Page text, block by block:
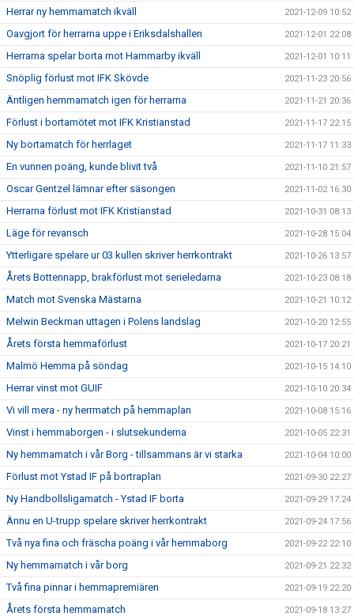
Herrar ny hemmamatch ikväll 2021-12-09 10:52
Oavgjort för herrarna uppe i Eriksdalshallen 2021-12-01 22:08
Herrarna spelar borta mot Hammarby ikväll 2021-12-01 10:11
Snöplig förlust mot IFK Skövde 2021-11-23 20:56
Äntligen hemmamatch igen för herrarna 2021-11-21 20:36
Förlust i bortamötet mot IFK Kristianstad 2021-11-17 22:15
Ny bortamatch för herrlaget 2021-11-17 11:33
En vunnen poäng, kunde blivit två 2021-11-10 21:57
Oscar Gentzel lämnar efter säsongen 2021-11-02 16:30
Herrarna förlust mot IFK Kristianstad 2021-10-31 08:13
Läge för revansch 2021-10-28 15:04
Ytterligare spelare ur 03 kullen skriver herrkontrakt 2021-10-26 13:57
Årets Bottennapp, brakförlust mot serieledarna 2021-10-23 08:18
Match mot Svenska Mästarna 2021-10-21 10:12
Melwin Beckman uttagen i Polens landslag 2021-10-20 12:55
Årets första hemmaförlust 2021-10-17 20:21
Malmö Hemma på söndag 2021-10-15 14:10
Herrar vinst mot GUIF 2021-10-10 20:34
Vi vill mera - ny herrmatch på hemmaplan 2021-10-08 15:16
Vinst i hemmaborgen - i slutsekunderna 2021-10-05 22:31
Ny hemmamatch i vår Borg - tillsammans är vi starka 2021-10-04 10:00
Förlust mot Ystad IF på bortraplan 2021-09-30 22:27
Ny Handbollsligamatch - Ystad IF borta 2021-09-29 17:24
Ännu en U-trupp spelare skriver herrkontrakt 2021-09-24 17:56
Två nya fina och fräscha poäng i vår hemmaborg 2021-09-22 22:10
Ny hemmamatch i vår borg 2021-09-21 22:32
Två fina pinnar i hemmapremiären 2021-09-19 22:20
Årets första hemmamatch 2021-09-18 13:27